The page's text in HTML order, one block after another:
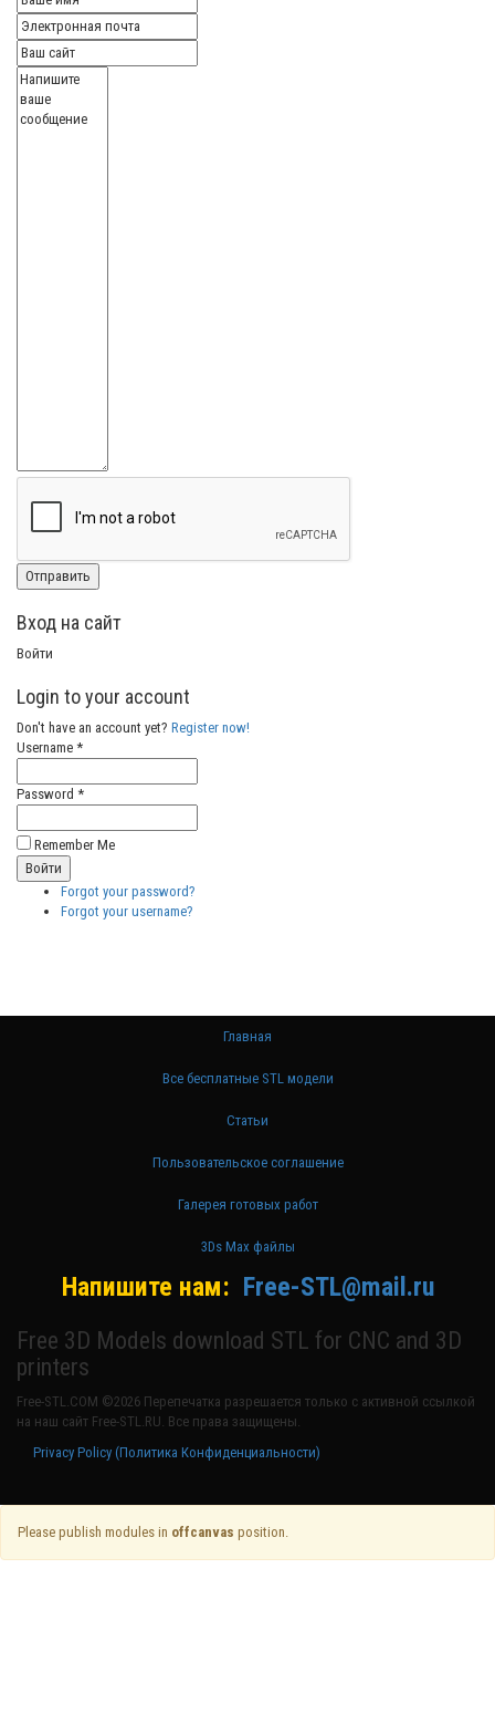
Вход на сайт
Войти
Login to your account
Don't have an account yet? Register now!
Username *
Password *
Remember Me
Forgot your password?
Forgot your username?
Главная
Все бесплатные STL модели
Статьи
Пользовательское соглашение
Галерея готовых работ
3Ds Max файлы
Напишите нам: Free-STL@mail.ru
Free 3D Models download STL for CNC and 3D
printers
Free-STL.COM ©2026 Перепечатка разрешается только с активной ссылкой
на наш сайт Free-STL.RU. Все права защищены.
Privacy Policy (Политика Конфиденциальности)
Please publish modules in offcanvas position.